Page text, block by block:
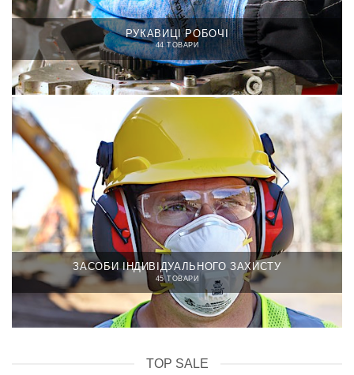
РУКАВИЦІ РОБОЧІ
44 ТОВАРИ
ЗАСОБИ ІНДИВІДУАЛЬНОГО ЗАХИСТУ
45 ТОВАРИ
TOP SALE